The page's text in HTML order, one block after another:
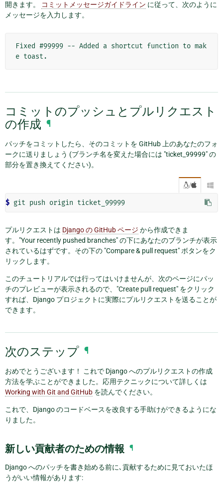
開きます。
コミットメッセージガイドライン に従って、次のように
メッセージを入力します。
Fixed #99999 -- Added a shortcut function to mak
コミットのプッシュとプルリクエスト
の作成 ¶
パッチをコミットしたら、そのコミットを GitHub 上のあなたのフォ
ークに送りましょう (ブランチ名を変えた場合には "ticket_99999" の
部分を置き換えてください)。
/ 
$
プルリクエストは Django の GitHub ページ から作成できま
す。"Your recently pushed branches" の下にあなたのブランチが表示
されているはずです。その下の "Compare & pull request" ボタンをク
リックします。
このチュートリアルでは行ってはいけませんが、次のページにパッ
チのプレビューが表示されるので、"Create pull request" をクリック
すれば、Django プロジェクトに実際にプルリクエストを送ることが
できます。
次のステップ ¶
おめでとうございます！ これで Django へのプルリクエストの作成
方法を学ぶことができました。応用テクニックについて詳しくは
Working with Git and GitHub を読んでください。
これで、Django のコードベースを改良する手助けができるようにな
りました。
新しい貢献者のための情報 ¶
Django へのパッチを書き始める前に､貢献するために見ておいたほ
うがいい情報があります: